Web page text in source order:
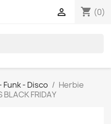
shopping_cart (0)

Funk - Disco
Herbie
FRIDAY